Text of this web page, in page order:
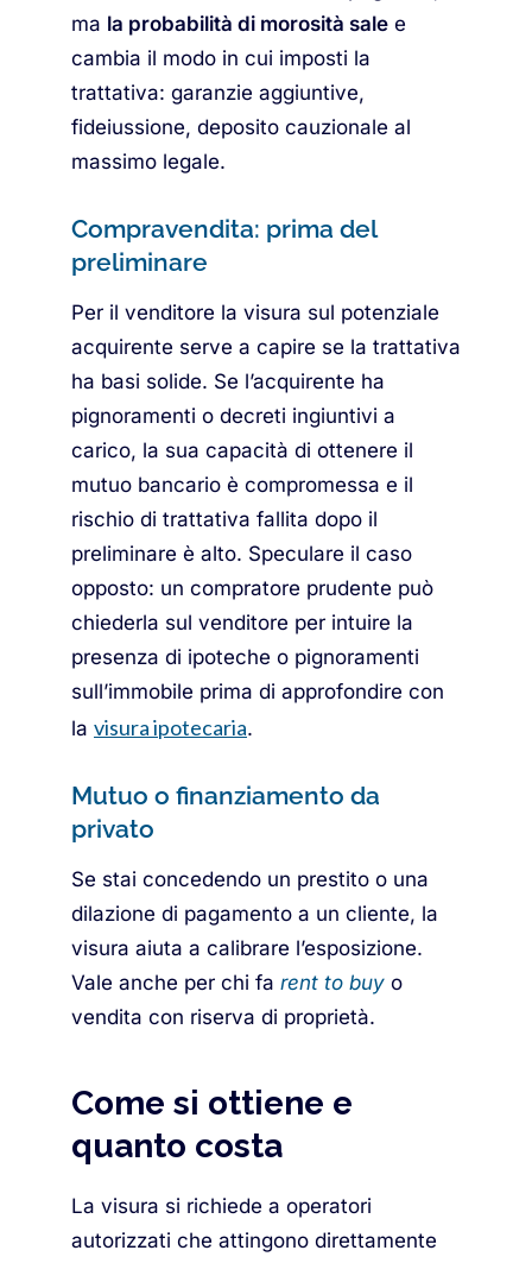
ma la probabilità di morosità sale e
cambia il modo in cui imposti la
trattativa: garanzie aggiuntive,
fideiussione, deposito cauzionale al
massimo legale.
Compravendita: prima del
preliminare
Per il venditore la visura sul potenziale
acquirente serve a capire se la trattativa
ha basi solide. Se l’acquirente ha
pignoramenti o decreti ingiuntivi a
carico, la sua capacità di ottenere il
mutuo bancario è compromessa e il
rischio di trattativa fallita dopo il
preliminare è alto. Speculare il caso
opposto: un compratore prudente può
chiederla sul venditore per intuire la
presenza di ipoteche o pignoramenti
sull’immobile prima di approfondire con
la visura ipotecaria.
Mutuo o finanziamento da
privato
Se stai concedendo un prestito o una
dilazione di pagamento a un cliente, la
visura aiuta a calibrare l’esposizione.
Vale anche per chi fa rent to buy o
vendita con riserva di proprietà.
Come si ottiene e
quanto costa
La visura si richiede a operatori
autorizzati che attingono direttamente